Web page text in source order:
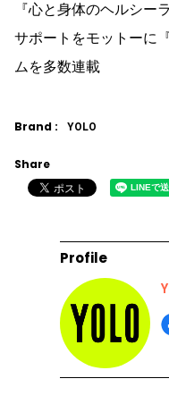
『心と身体のヘルシー
サポートをモットーに
ムを多数連載
Brand : YOLO
Share
Profile